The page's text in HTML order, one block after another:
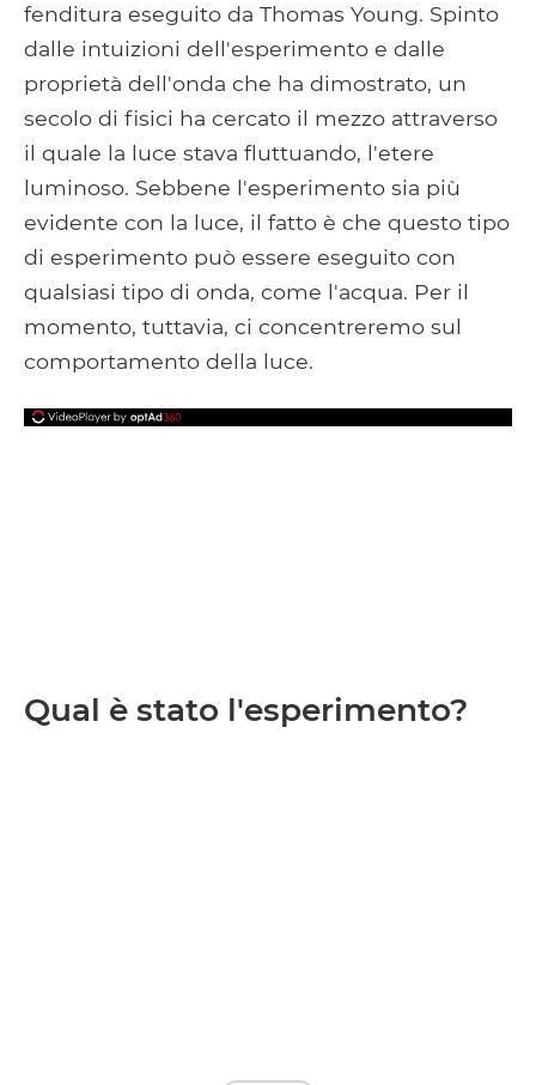
fenditura eseguito da Thomas Young. Spinto
dalle intuizioni dell'esperimento e dalle
proprietà dell'onda che ha dimostrato, un
secolo di fisici ha cercato il mezzo attraverso
il quale la luce stava fluttuando, l'etere
luminoso. Sebbene l'esperimento sia più
evidente con la luce, il fatto è che questo tipo
di esperimento può essere eseguito con
qualsiasi tipo di onda, come l'acqua. Per il
momento, tuttavia, ci concentreremo sul
comportamento della luce.
Qual è stato l'esperimento?